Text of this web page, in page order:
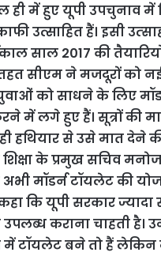
ही में हुए यूपी उपचुनाव
उत्साहित हैं। इसी
साल 2017 की
सीएम ने मजदूरों को
को साधने के लिए
में लगे हुए हैं। सूत्रों की
हथियार से उसे मात देने
के प्रमुख सचिव
अभी मॉडर्न टॉयलेट की
कि यूपी सरकार
कराना चाहती है।
में टॉयलेट बने तो हैं